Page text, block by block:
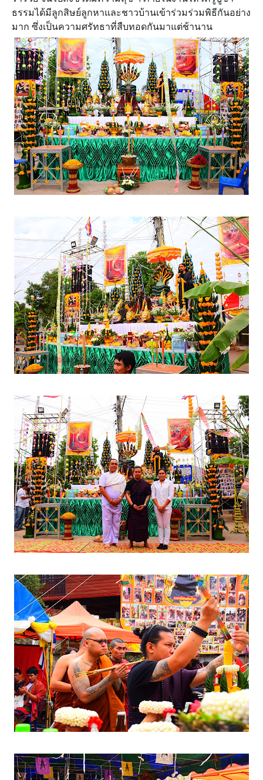
ธรรมได้มีลูกสิษย์ลูกหาและชาวบ้านเข้าร่วมร่วมพิธีกันอย่าง
มาก ซึ่งเป็นความศรัทธาที่สืบทอดกันมาแต่ช้านาน